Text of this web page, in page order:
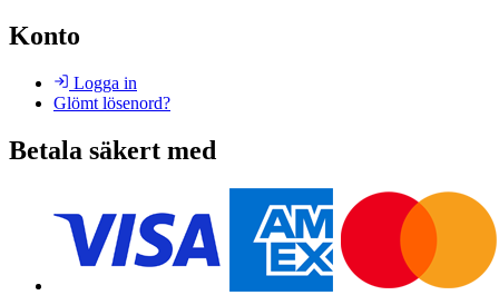
Konto
Logga in
Glömt lösenord?
Betala säkert med